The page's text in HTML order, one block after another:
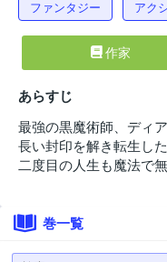
ファンタジー アク
作家
あらすじ
最強の黒魔術師、ディ
長い封印を解き転生し
二度目の人生も魔法で
巻一覧